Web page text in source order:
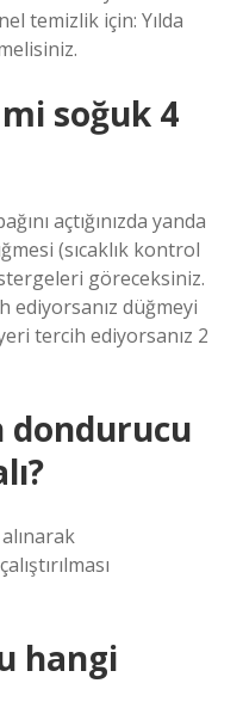
temizlik için: Yılda
soğuk 4
açtığınızda yanda
(sıcaklık kontrol
göreceksiniz.
düğmeyi
tercih ediyorsanız 2
dondurucu
hangi